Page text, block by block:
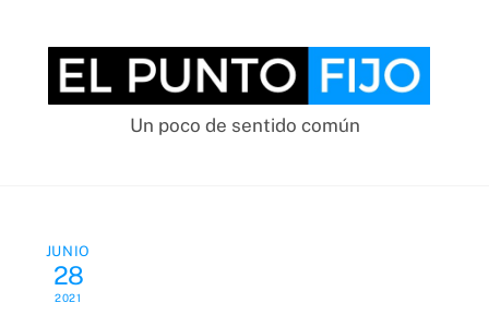
content
Un poco de sentido común
JUNIO
28
2021